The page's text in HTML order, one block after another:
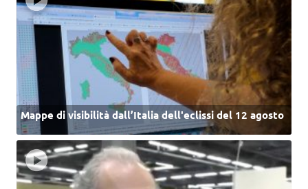
Mappe di visibilità dall’Italia dell'eclissi del 12 agosto